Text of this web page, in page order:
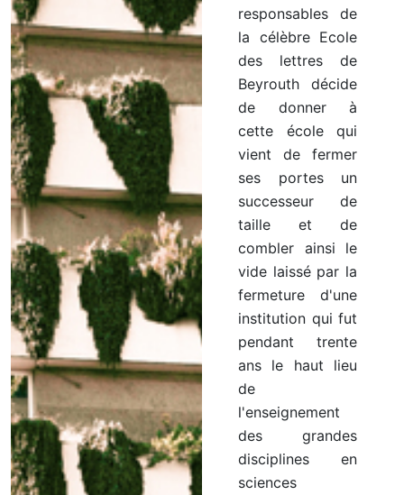
responsables de
la célèbre Ecole
des lettres de
Beyrouth décide
de donner à
cette école qui
vient de fermer
ses portes un
successeur de
taille et de
combler ainsi le
vide laissé par la
fermeture d'une
institution qui fut
pendant trente
ans le haut lieu
de
l'enseignement
des grandes
disciplines en
sciences